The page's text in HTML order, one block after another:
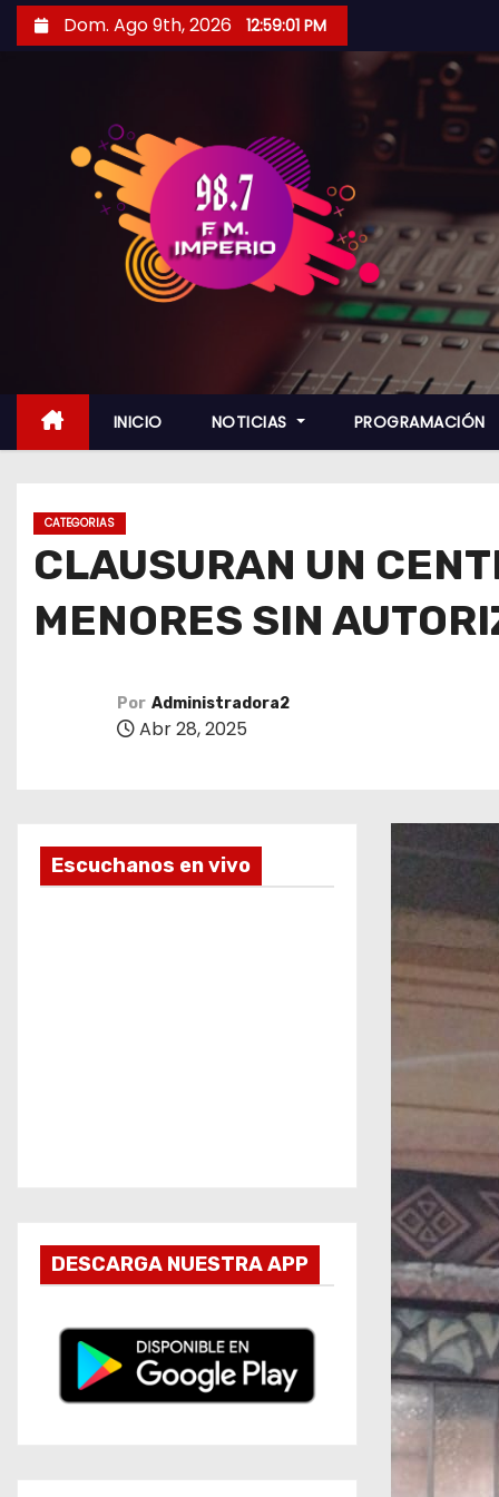
i
Dom. Ago 9th, 2026 12:59:02 PM
INICIO NOTICIAS PROGRAMACIÓN
CATEGORIAS
CLAUSURAN UN
MENORES SIN
Por Administradora2
Abr 28, 2025
Escuchanos en vivo
DESCARGA NUESTRA APP